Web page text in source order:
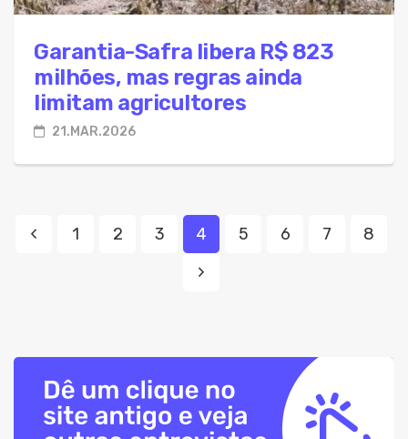
Garantia-Safra libera R$ 823
milhões, mas regras ainda
limitam agricultores
21.MAR.2026
1 2 3 4 5 6 7 8